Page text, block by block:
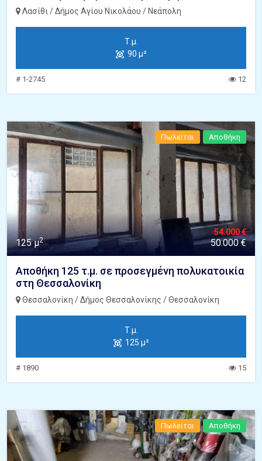
Λασίθι / Δήμος Αγίου Νικολάου / Νεάπολη
Τ.μ.
90 μ²
# 1-2745 12
Πωλείται Αποθήκη
125 μ2
54.000 €
50.000 €
Αποθήκη 125 τ.μ. σε προσεγμένη πολυκατοικία
στη Θεσσαλονίκη
Θεσσαλονίκη / Δήμος Θεσσαλονίκης / Θεσσαλονίκη
Τ.μ.
125 μ²
# 1890 15
Πωλείται Αποθήκη